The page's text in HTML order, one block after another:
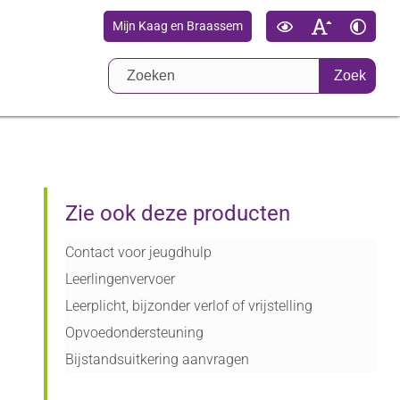
Mijn Kaag en Braassem
Zoek
Zie ook deze producten
Contact voor jeugdhulp
Leerlingenvervoer
Leerplicht, bijzonder verlof of vrijstelling
Opvoedondersteuning
Bijstandsuitkering aanvragen